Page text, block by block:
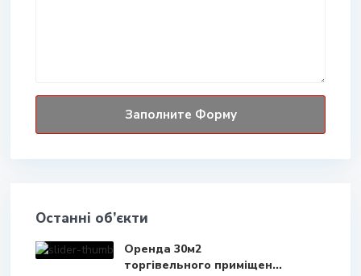
Останні об’єкти
Оренда 30м2
торгівельного приміщен...